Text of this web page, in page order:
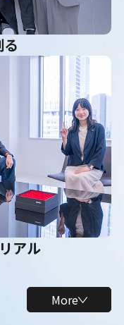
アル
More